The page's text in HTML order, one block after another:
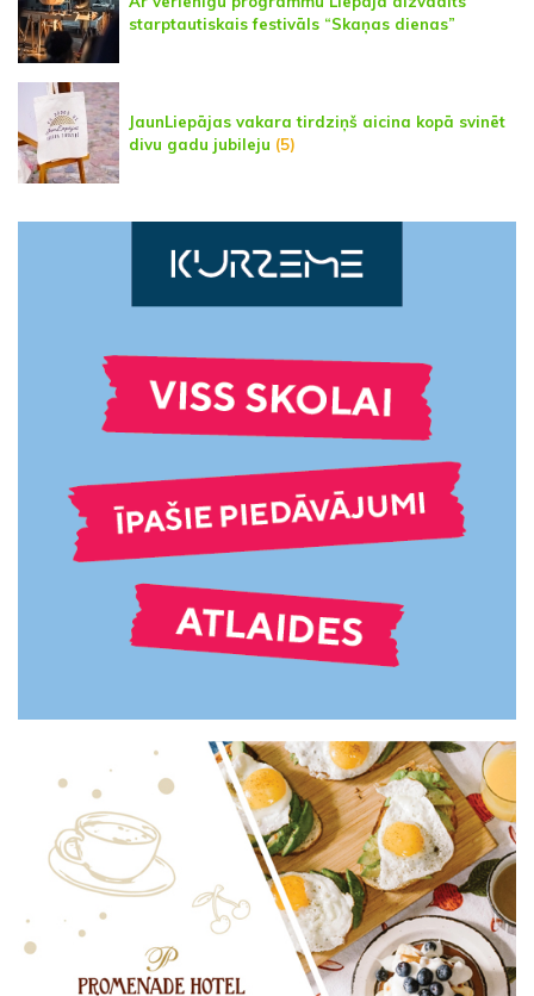
starptautiskais festivāls “Skaņas dienas”
JaunLiepājas vakara tirdziņš aicina kopā svinēt
divu gadu jubileju (5)